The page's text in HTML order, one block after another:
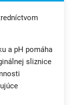
a pH pomáha
sliznice